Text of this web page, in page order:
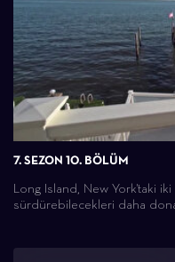
7. SEZON 10. BÖLÜM
Long Island, New York'taki
sürdürebilecekleri daha